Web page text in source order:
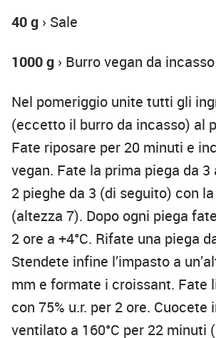
40 g › Sale
1000 g › Burro vegan da incasso
Nel pomeriggio unite tutti gli
(eccetto il burro da incasso) al
Fate riposare per 20 minuti e
vegan. Fate la prima piega da 3
2 pieghe da 3 (di seguito) con
(altezza 7). Dopo ogni piega
2 ore a +4°C. Rifate una piega
Stendete infine l’impasto a
mm e formate i croissant. Fate
con 75% u.r. per 2 ore. Cuocete
ventilato a 160°C per 22 minuti